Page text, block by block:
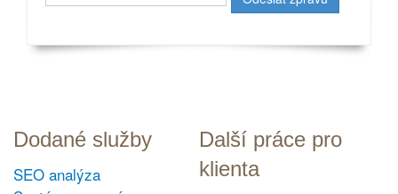
Dodané služby
SEO analýza
Další práce pro
klienta